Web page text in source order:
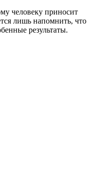
человеку приносит
лишь напомнить, что
результаты.